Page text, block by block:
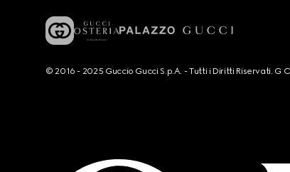
© 2016 - 2025 Guccio Gucci S.p.A. - Tutti i Diritti Riservati. G